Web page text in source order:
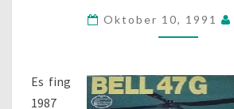
Oktober 10, 1991
Es fing
1987